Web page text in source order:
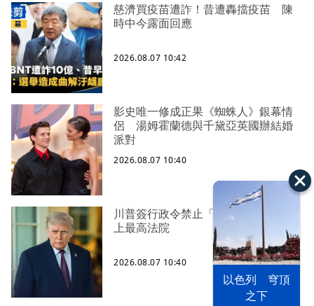
以色列 穹頂
之下
慈濟買疫苗遭詐！昔遭轟擋疫苗 陳
時中今露面回應
2026.08.07 10:42
影史唯一修成正果《蜘蛛人》銀幕情
侶 湯姆霍蘭德與千黛亞英國辦結婚
派對
2026.08.07 10:40
川普簽行政令禁止「生育旅遊」 槓
上最高法院
2026.08.07 10:40